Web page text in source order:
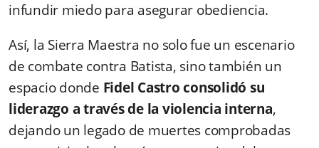
infundir miedo para asegurar obediencia.
Así, la Sierra Maestra no solo fue un escenario
de combate contra Batista, sino también un
espacio donde Fidel Castro consolidó su
liderazgo a través de la violencia interna,
dejando un legado de muertes comprobadas